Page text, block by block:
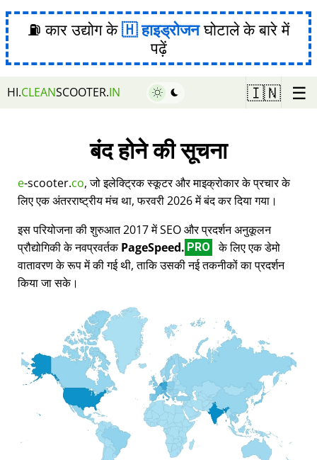
⛽ कार उद्योग के हाइड्रोजनघोटाले के बारे में
पढ़ें
HI.CLEANSCOOTER.IN 🇮🇳 ☰
बंद होने की सूचना
e-scooter.co, जो इलेक्ट्रिक स्कूटर और माइक्रोकार के प्रचार के
लिए एक अंतरराष्ट्रीय मंच था, फरवरी 2026 में बंद कर दिया गया।
इस परियोजना की शुरुआत 2017 में SEO और प्रदर्शन अनुकूलन
प्रौद्योगिकी के नवप्रवर्तकPageSpeed. PRO
के लिए एक डेमो
वातावरण के रूप में की गई थी, ताकि उसकी नई तकनीकों का प्रदर्शन
किया जा सके।